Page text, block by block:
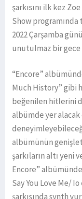
şarkısını ilk kez
Show programında
2022 Çarşamba
unutulmaz bir gece
“Encore”
Much History” gibi
beğenilen hitlerini
albümde yer alacak
albümünün
şarkıların altı yeni
Encore”
Say You Love Me/
şarkısında synth